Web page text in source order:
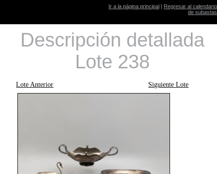
Ir a la página principal | Regresar al calendario
de subastas
Descripción detallada
Lote 238
Lote Anterior Siguiente Lote